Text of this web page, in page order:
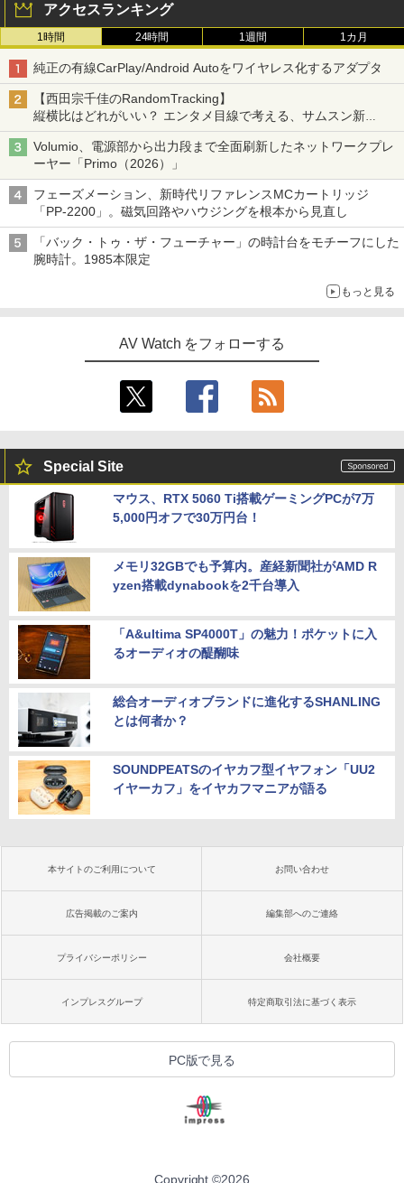
アクセスランキング
1時間 24時間 1週間 1カ月
純正の有線CarPlay/Android Autoをワイヤレス化するアダプタ
【西田宗千佳のRandomTracking】
縦横比はどれがいい？ エンタメ目線で考える、サムスン新
「Galaxy Z Fold」
Volumio、電源部から出力段まで全面刷新したネットワークプレ
ーヤー「Primo（2026）」
フェーズメーション、新時代リファレンスMCカートリッジ
「PP-2200」。磁気回路やハウジングを根本から見直し
「バック・トゥ・ザ・フューチャー」の時計台をモチーフにした
腕時計。1985本限定
もっと見る
AV Watch をフォローする
Special Site
マウス、RTX 5060 Ti搭載ゲーミングPCが7万
5,000円オフで30万円台！
メモリ32GBでも予算内。産経新聞社がAMD R
yzen搭載dynabookを2千台導入
「A&ultima SP4000T」の魅力！ポケットに入
るオーディオの醍醐味
総合オーディオブランドに進化するSHANLING
とは何者か？
SOUNDPEATSのイヤカフ型イヤフォン「UU2
イヤーカフ」をイヤカフマニアが語る
本サイトのご利用について お問い合わせ
広告掲載のご案内 編集部へのご連絡
プライバシーポリシー 会社概要
インプレスグループ 特定商取引法に基づく表示
PC版で見る
Copyright ©2026